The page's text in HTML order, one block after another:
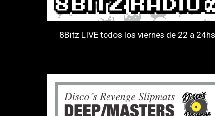
8Bitz LIVE todos los viernes de 22 a 24hs